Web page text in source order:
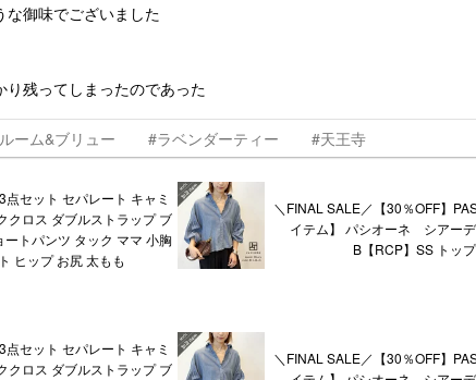
御味でございました
残ってしまったのであった
ーム&ブリュー #ラベンダーティー #天王寺
セット セパレート キャミ
クロス ダブルストラップ ブ
トパンツ タック ママ 小胸
ヒップ お尻 太もも
＼FINAL SALE／【30％OFF】
イテム】 パシオーネ シアー
B【RCP】SS トッ
セット セパレート キャミ
クロス ダブルストラップ ブ
＼FINAL SALE／【30％OFF】